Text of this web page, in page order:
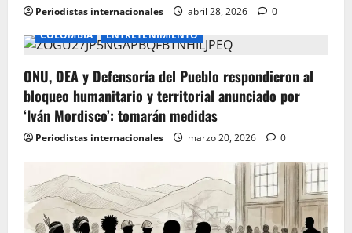
Periodistas internacionales abril 28, 2026
0
COLOMBIA
ENTRETENIMIENTO
ONU, OEA y Defensoría del Pueblo respondieron al
bloqueo humanitario y territorial anunciado por
‘Iván Mordisco’: tomarán medidas
Periodistas internacionales marzo 20, 2026 0